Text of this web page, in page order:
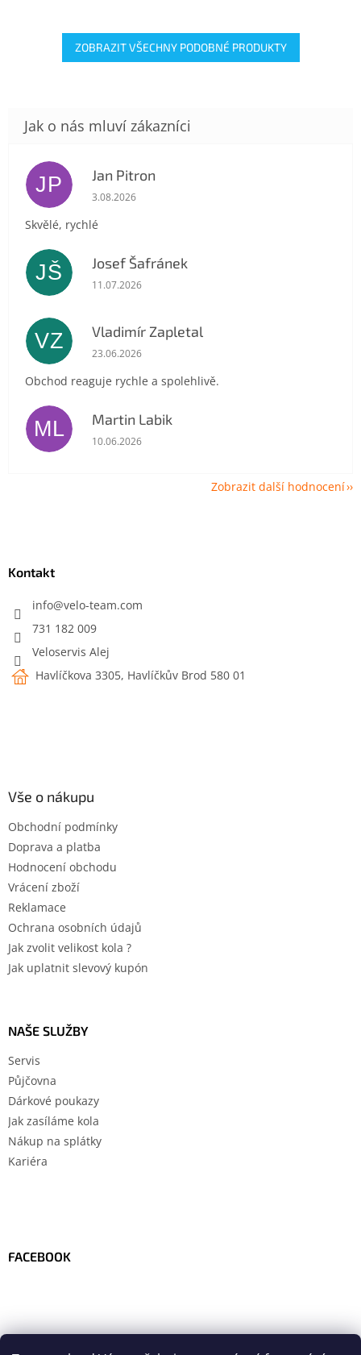
ZOBRAZIT VŠECHNY PODOBNÉ PRODUKTY
JP Jan Pitron
Hodnocení obchodu je 5 z 5 hvězdiček.
3.08.2026
Skvělé, rychlé
JŠ Josef Šafránek
Hodnocení obchodu je 5 z 5 hvězdiček.
11.07.2026
VZ Vladimír Zapletal
Hodnocení obchodu je 5 z 5 hvězdiček.
23.06.2026
Obchod reaguje rychle a spolehlivě.
ML Martin Labik
Hodnocení obchodu je 5 z 5 hvězdiček.
10.06.2026
Zobrazit další hodnocení
Kontakt
info@velo-team.com
731 182 009
Veloservis Alej
Havlíčkova 3305, Havlíčkův Brod 580 01
Vše o nákupu
Obchodní podmínky
Doprava a platba
Hodnocení obchodu
Vrácení zboží
Reklamace
Ochrana osobních údajů
Jak zvolit velikost kola ?
Jak uplatnit slevový kupón
NAŠE SLUŽBY
Servis
Půjčovna
Dárkové poukazy
Jak zasíláme kola
Nákup na splátky
Kariéra
FACEBOOK